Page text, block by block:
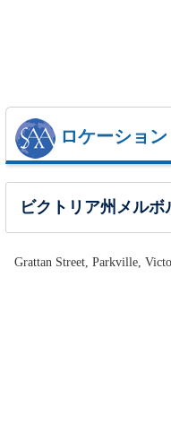
ロケーション
ビクトリア州メルボ
Grattan Street, Parkville,